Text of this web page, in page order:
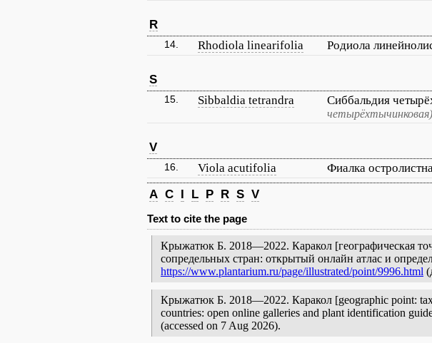
R
14. Rhodiola linearifolia Родиола
S
15. Sibbaldia tetrandra Сиббальдия
четырёхтычинковая)
V
16. Viola acutifolia Фиалка
A C I L P R S V
Text to cite the page
Крыжатюк Б. 2018—2022. Каракол [географическая
сопредельных стран: открытый онлайн атлас и
https://www.plantarium.ru/page/illustrated/point/9996.html
Крыжатюк Б. 2018—2022. Каракол [geographic point:
countries: open online galleries and plant identification
(accessed on 7 Aug 2026).